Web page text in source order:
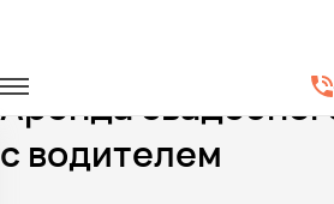
Транспорт на
Аренда
с водителем